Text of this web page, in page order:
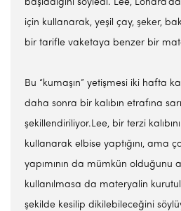
başladığını söyledi. Lee,
için kullanarak, yeşil çay, şeker,
bir tarifle vaketaya benzer bir
Bu “kumaşın” yetişmesi iki hafta
daha sonra bir kalıbın etrafına
şekillendiriliyor.Lee, bir terzi
kullanarak elbise yaptığını, ama
yapımının da mümkün olduğunu
kullanılmasa da materyalin
şekilde kesilip dikilebileceğini